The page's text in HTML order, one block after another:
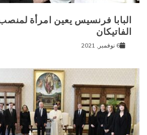
البابا فرنسيس يعين امرأة
الفاتيكان
6 نوفمبر, 2021